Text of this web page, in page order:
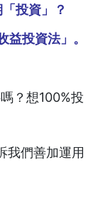
投資」？
投資法」。
？想100%投
我們善加運用